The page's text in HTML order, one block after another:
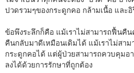
ปวดรวมๆของกระดูกคอ กล้ามเนื้อ และ
ข้อพึงระลึกก็คือ แม้เราไม่สามารถฟื้นคืน
คืนกลับมาดีเหมือนเดิมได้ แม้เราไม่สา
กระดูกคอได้ แต่ผู้ป่วยสามารถควบคุมอ
ลงได้ด้วยการรักษาที่ถูกต้อง